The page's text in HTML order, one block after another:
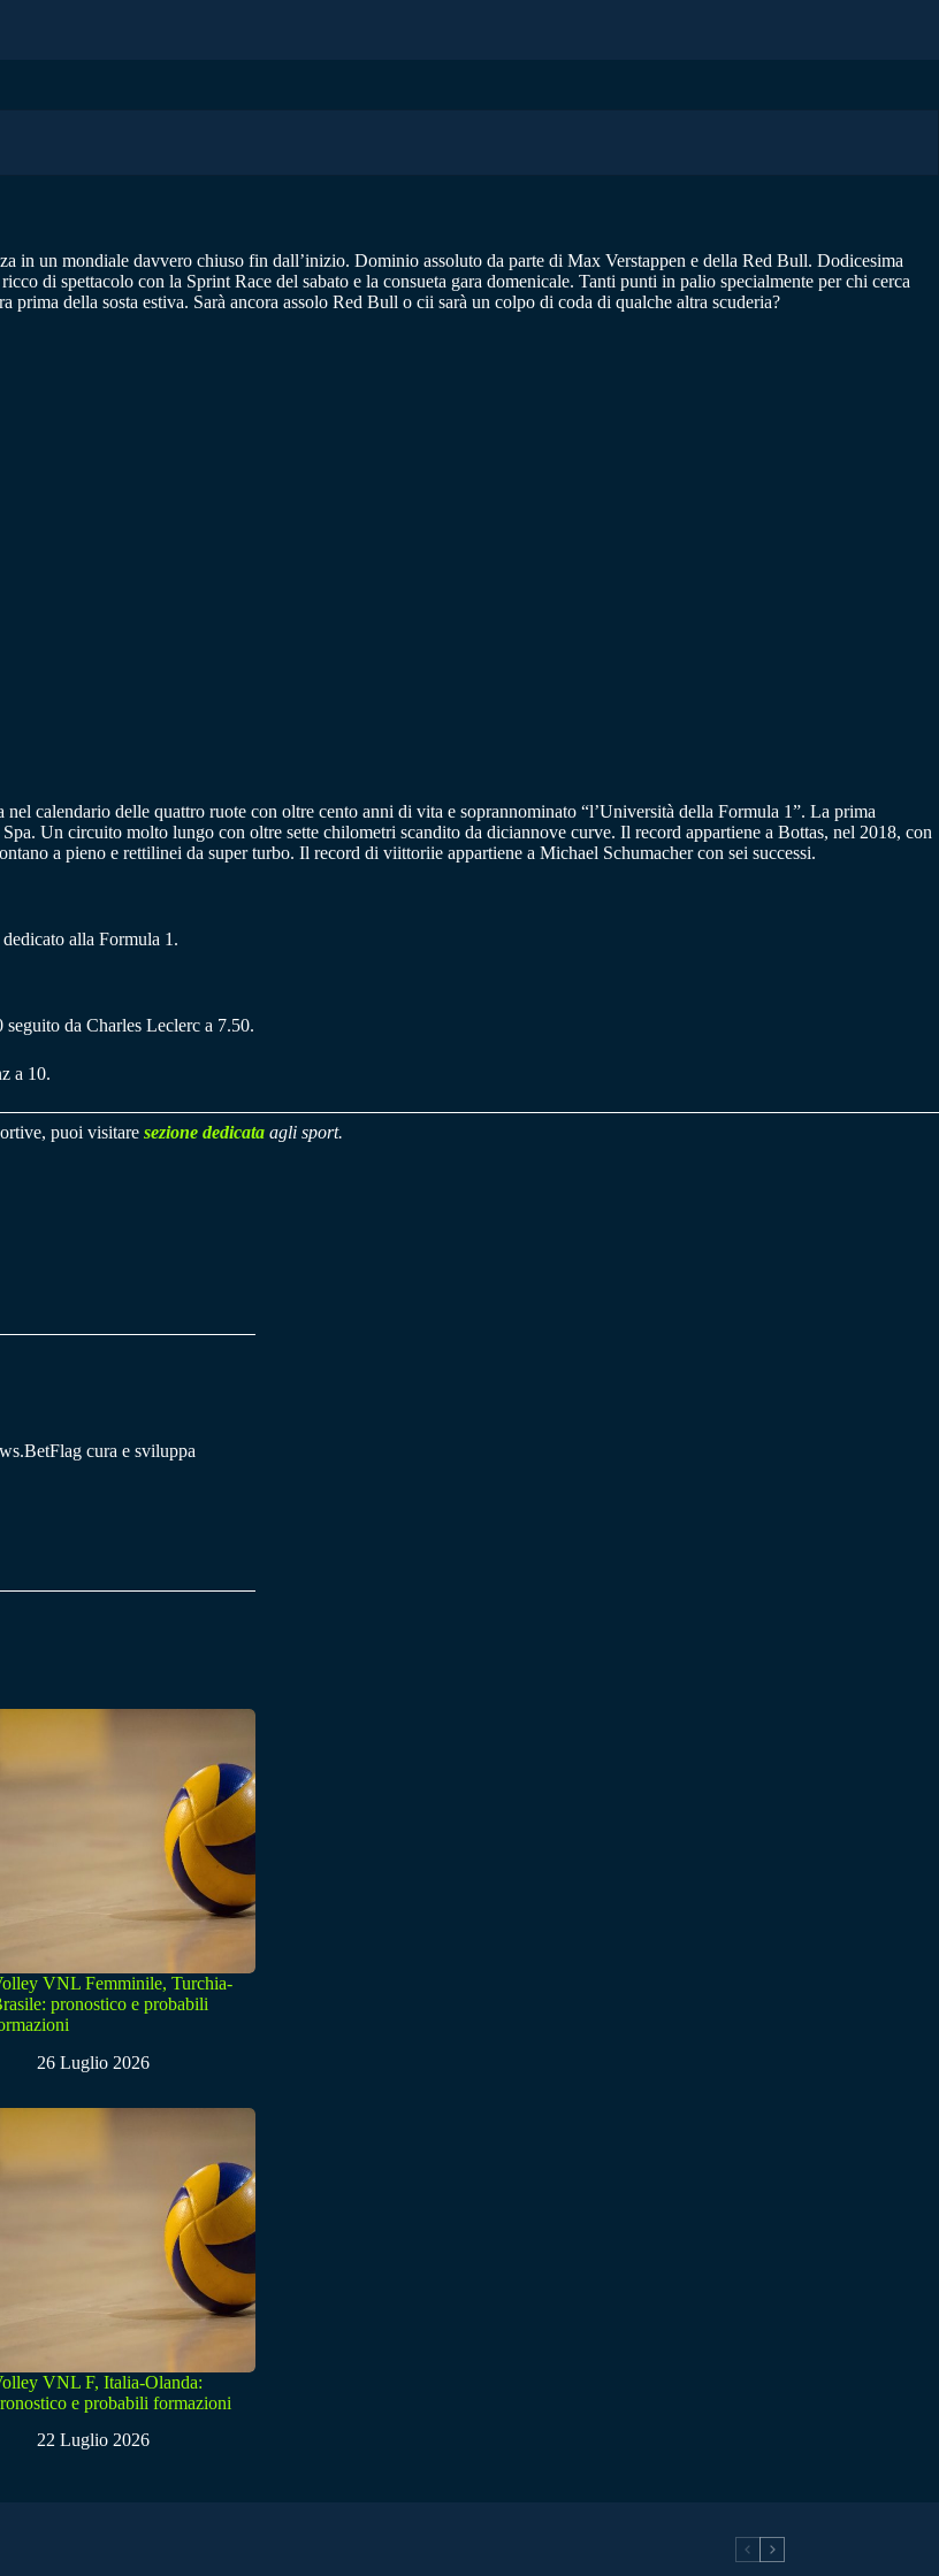
in un mondiale davvero chiuso fin dall’inizio. Dominio assoluto da parte di Max Verstappen e della Red Bull. Dodicesima
di spettacolo con la Sprint Race del sabato e la consueta gara domenicale. Tanti punti in palio specialmente per chi cerca
della sosta estiva. Sarà ancora assolo Red Bull o cii sarà un colpo di coda di qualche altra scuderia?
calendario delle quattro ruote con oltre cento anni di vita e soprannominato “l’Università della Formula 1”. La prima
Un circuito molto lungo con oltre sette chilometri scandito da diciannove curve. Il record appartiene a Bottas, nel 2018, con
a pieno e rettilinei da super turbo. Il record di viittoriie appartiene a Michael Schumacher con sei successi.
alla Formula 1.
da Charles Leclerc a 7.50.
a 10.
puoi visitare sezione dedicata agli sport.
cura e sviluppa
VNL Femminile, Turchia-
pronostico e probabili
26 Luglio 2026
VNL F, Italia-Olanda:
e probabili formazioni
22 Luglio 2026